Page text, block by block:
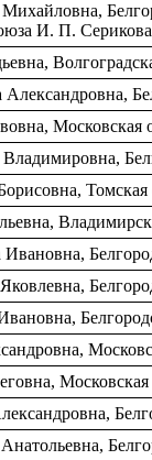
И. П. Серикова
Александровна,